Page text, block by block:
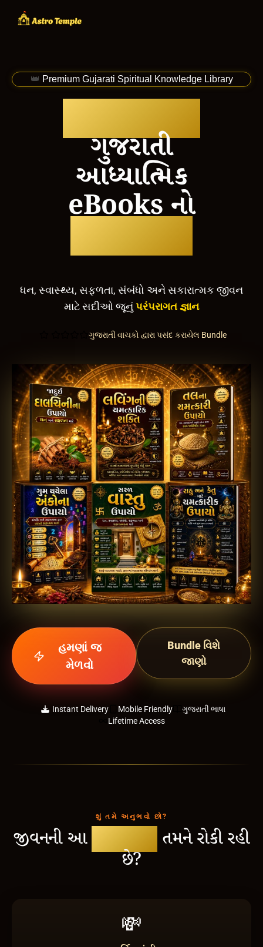
👑 Premium Gujarati Spiritual Knowledge Library
ગુજરાતી
આધ્યાત્મિક
eBooks નો
ધન, સ્વાસ્થ્ય, સફળતા, સંબંધો અને સકારાત્મક જીવન
માટે સદીઓ જૂનુંપરંપરાગત જ્ઞાન
ગુજરાતી વાચકો દ્વારા પસંદ કરાયેલ Bundle
હમણાં જ
મેળવો
Bundle વિશે
જાણો
Instant Delivery Mobile Friendly
ગુજરાતી ભાષા
Lifetime Access
શું તમે અનુભવો છો?
જીવનની આ
તમને રોકી રહી
છે?
💸